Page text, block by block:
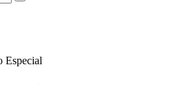
Especial